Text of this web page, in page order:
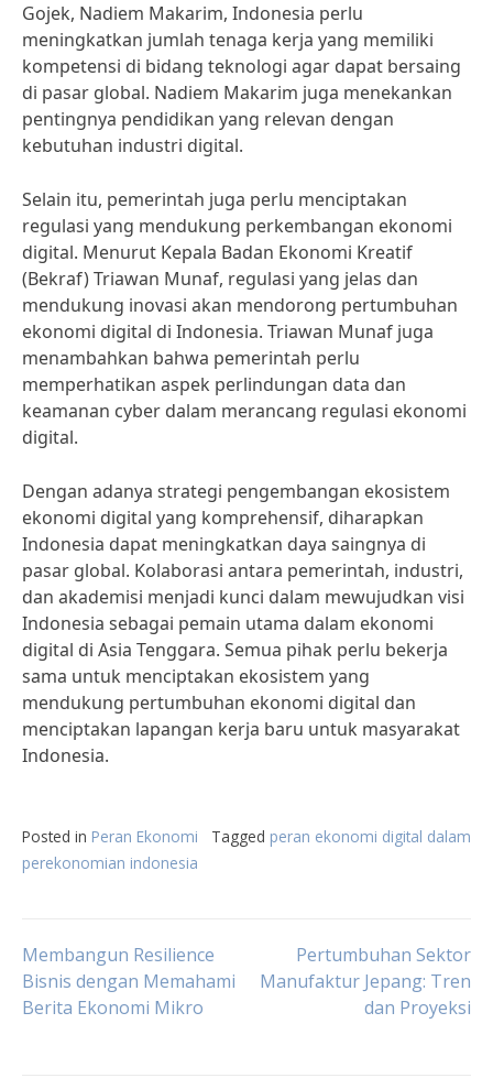
Gojek, Nadiem Makarim, Indonesia perlu
meningkatkan jumlah tenaga kerja yang memiliki
kompetensi di bidang teknologi agar dapat bersaing
di pasar global. Nadiem Makarim juga menekankan
pentingnya pendidikan yang relevan dengan
kebutuhan industri digital.
Selain itu, pemerintah juga perlu menciptakan
regulasi yang mendukung perkembangan ekonomi
digital. Menurut Kepala Badan Ekonomi Kreatif
(Bekraf) Triawan Munaf, regulasi yang jelas dan
mendukung inovasi akan mendorong pertumbuhan
ekonomi digital di Indonesia. Triawan Munaf juga
menambahkan bahwa pemerintah perlu
memperhatikan aspek perlindungan data dan
keamanan cyber dalam merancang regulasi ekonomi
digital.
Dengan adanya strategi pengembangan ekosistem
ekonomi digital yang komprehensif, diharapkan
Indonesia dapat meningkatkan daya saingnya di
pasar global. Kolaborasi antara pemerintah, industri,
dan akademisi menjadi kunci dalam mewujudkan visi
Indonesia sebagai pemain utama dalam ekonomi
digital di Asia Tenggara. Semua pihak perlu bekerja
sama untuk menciptakan ekosistem yang
mendukung pertumbuhan ekonomi digital dan
menciptakan lapangan kerja baru untuk masyarakat
Indonesia.
Posted in Peran Ekonomi Tagged peran ekonomi digital dalam
perekonomian indonesia
Post
navigation
Membangun Resilience
Bisnis dengan Memahami
Berita Ekonomi Mikro
Pertumbuhan Sektor
Manufaktur Jepang: Tren
dan Proyeksi